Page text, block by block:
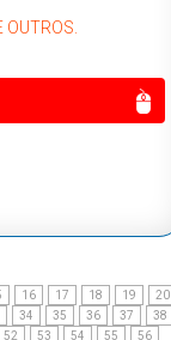
OUTROS.
16 17 18 19
20
34 35 36 37
38
52 53 54 55
56